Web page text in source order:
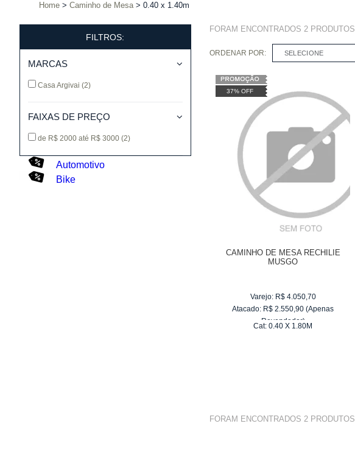
Home Caminho de Mesa 0.40 x 1.40m
FILTROS:
MARCAS
Casa Argivai (2)
FAIXAS DE PREÇO
de R$ 2000 até R$ 3000 (2)
Automotivo
Bike
FORAM ENCONTRADOS 2PRODUTOS
ORDENAR POR: SELECIONE
37% OFF
CAMINHO DE MESA RECHILIE
MUSGO
Varejo: R$ 4.050,70
Atacado: R$ 2.550,90 (Apenas
Revendedor)
Cat:0.40 X 1.80M
FORAM ENCONTRADOS 2PRODUTOS